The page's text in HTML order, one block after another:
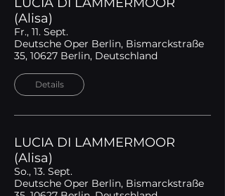
(Alisa)
Fr., 11. Sept.
Deutsche Oper Berlin, Bismarckstraße
35, 10627 Berlin, Deutschland
Details
LUCIA DI LAMMERMOOR
(Alisa)
So., 13. Sept.
Deutsche Oper Berlin, Bismarckstraße